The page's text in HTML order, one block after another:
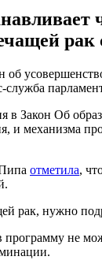
рак
об
служба
в Закон Об
и механизма
отметила,
рак, нужно
программу не